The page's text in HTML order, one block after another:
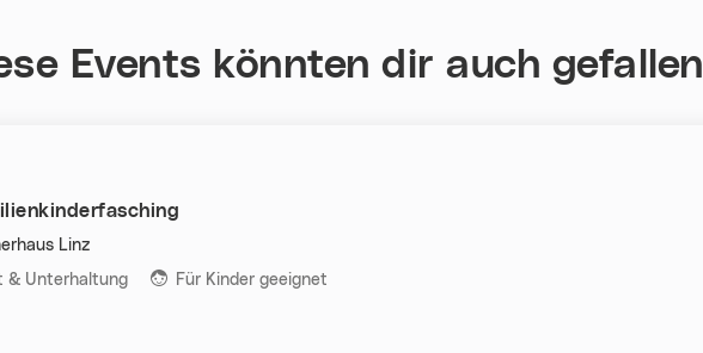
Events könnten dir auch gefallen
Linz
& Unterhaltung Für Kinder geeignet